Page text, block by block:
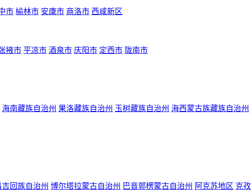
市 榆林市 安康市 商洛市 西咸新区
掖市 平凉市 酒泉市 庆阳市 定西市 陇南市
海南藏族自治州 果洛藏族自治州 玉树藏族自治州 海西蒙古族藏族自治州
吉回族自治州 博尔塔拉蒙古自治州 巴音郭楞蒙古自治州 阿克苏地区 克